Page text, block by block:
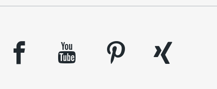
facebook youtube pinterest
xing